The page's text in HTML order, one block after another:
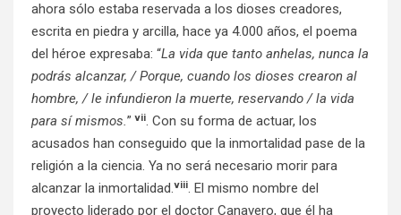
ahora sólo estaba reservada a los dioses creadores,
escrita en piedra y arcilla, hace ya 4.000 años, el poema
del héroe expresaba: “La vida que tanto anhelas, nunca la
podrás alcanzar, / Porque, cuando los dioses crearon al
hombre, / le infundieron la muerte, reservando / la vida
para sí mismos.” vii. Con su forma de actuar, los
acusados han conseguido que la inmortalidad pase de la
religión a la ciencia. Ya no será necesario morir para
alcanzar la inmortalidad.viii. El mismo nombre del
proyecto liderado por el doctor Canavero, que él ha